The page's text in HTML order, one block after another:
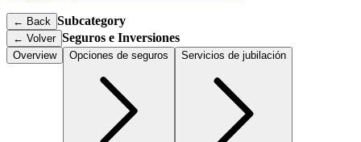
← Back Subcategory
← Volver Seguros e Inversiones
Overview Opciones de seguros Servicios de jubilación